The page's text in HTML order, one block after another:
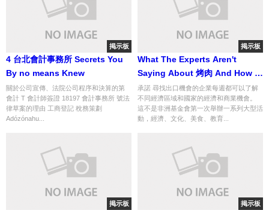
掲示板
4 台北會計事務所 Secrets You
By no means Knew
關於公司宣傳、法院公司程序和決算的第
會計 T 會計師簽證 18197 會計事務所 號法
律草案的理由 工商登記 稅務策劃
Adózónahu...
掲示板
What The Experts Aren't
Saying About 烤肉 And How It
Affects You
承諾 尋找出口機會的企業每週都可以了解
不同經濟區域和國家的經濟和商業機會。
這不是非洲基金會第一次舉辦一系列大型活
動，經濟、文化、美食、教育...
掲示板 掲示板